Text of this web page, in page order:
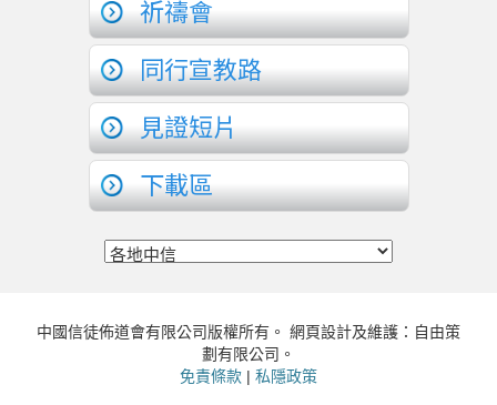
祈禱會
同行宣教路
見證短片
下載區
中國信徒佈道會有限公司版權所有。 網頁設計及維護：自由策
劃有限公司。
免責條款 | 私隱政策